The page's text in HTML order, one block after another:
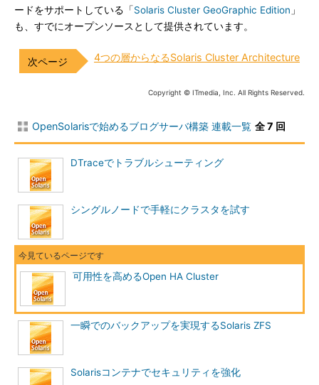
ードをサポートしている「Solaris Cluster GeoGraphic Edition 」
も、すでにオープンソースとして提供されています。
4つの層からなるSolaris Cluster Architecture
Copyright © ITmedia, Inc. All Rights Reserved.
OpenSolarisで始めるブログサーバ構築 連載一覧 全 7 回
DTraceでトラブルシューティング
シングルノードで手軽にクラスタを試す
可用性を高めるOpen HA Cluster
一瞬でのバックアップを実現するSolaris ZFS
Solarisコンテナでセキュリティを強化